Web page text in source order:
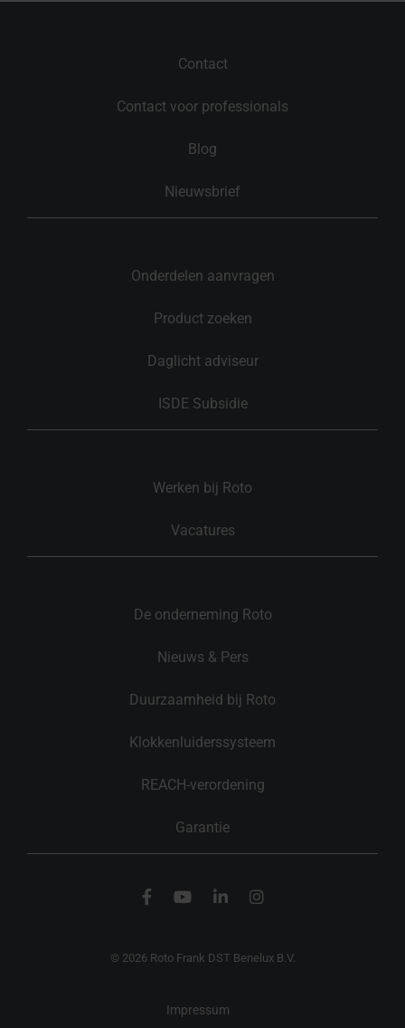
Contact
Contact voor professionals
Blog
Nieuwsbrief
Onderdelen aanvragen
Product zoeken
Daglicht adviseur
ISDE Subsidie
Werken bij Roto
Vacatures
De onderneming Roto
Nieuws & Pers
Duurzaamheid bij Roto
Klokkenluiderssysteem
REACH-verordening
Garantie
© 2026 Roto Frank DST Benelux B.V.
Impressum